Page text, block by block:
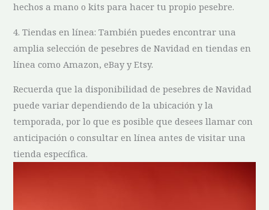
hechos a⁣ mano o kits ​para hacer tu propio pesebre.
4. Tiendas en línea: También puedes encontrar una
amplia selección de pesebres de Navidad‍ en tiendas en
línea como Amazon, eBay y‌ Etsy.
Recuerda ⁢que la disponibilidad de pesebres de Navidad
puede variar dependiendo de ⁤la ubicación ‍y la
temporada,‌ por lo que es posible ‍que desees llamar⁤ con
‌anticipación o consultar en línea antes de visitar una
tienda específica.